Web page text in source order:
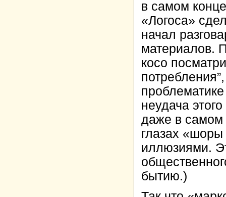
в самом
«Логоса»
начал
материалов.
косо
неудача
даже в самом
глазах
иллюзиями.
бытию.)